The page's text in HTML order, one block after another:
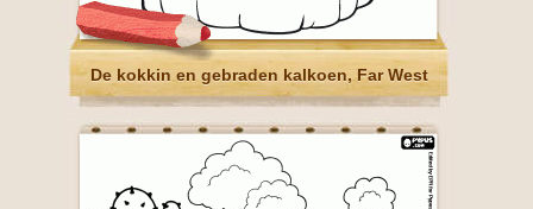
De kokkin en gebraden kalkoen, Far West